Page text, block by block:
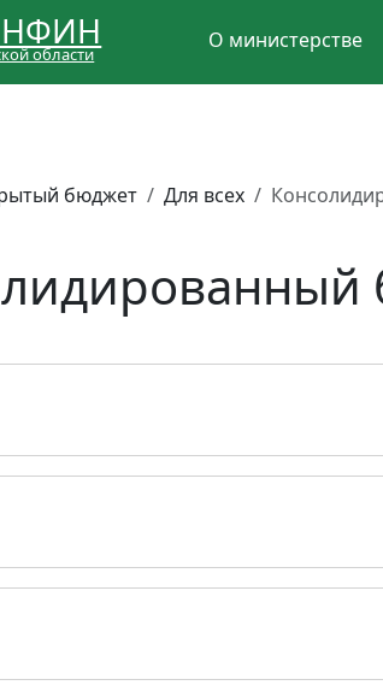
области
О министерстве
бюджет Для всех